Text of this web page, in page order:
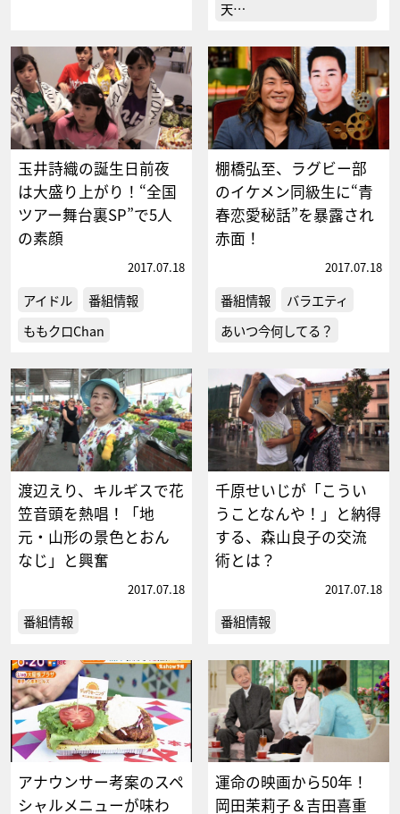
天…
玉井詩織の誕生日前夜
は大盛り上がり！“全国
ツアー舞台裏SP”で5人
の素顔
2017.07.18
アイドル
番組情報
ももクロChan
棚橋弘至、ラグビー部
のイケメン同級生に“青
春恋愛秘話”を暴露され
赤面！
2017.07.18
番組情報
バラエティ
あいつ今何してる？
渡辺えり、キルギスで花
笠音頭を熱唱！「地
元・山形の景色とおん
なじ」と興奮
2017.07.18
番組情報
千原せいじが「こうい
うことなんや！」と納得
する、森山良子の交流
術とは？
2017.07.18
番組情報
アナウンサー考案のスペ
シャルメニューが味わ
運命の映画から50年！
岡田茉莉子＆吉田喜重